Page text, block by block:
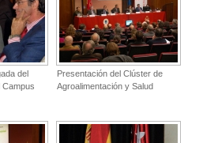
del
Campus
Presentación del Clúster de
Agroalimentación y Salud